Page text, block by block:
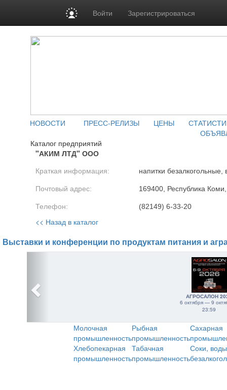
Войти Зарегистрироваться
НОВОСТИ ПРЕСС-РЕЛИЗЫ ЦЕНЫ
Каталог предприятий
"АКИМ ЛТД" ООО
Краткая информация: напитки
Почтовый адрес: 169400, Республика
Телефон: (82149) 6-33-20
<< Назад в каталог
Выставки и конференции по продуктам питания и
АГРОСАЛОН
6 октября — 9
23:59
Молочная
промышленность
Рыбная
промышленность
Сахарная
Хлебопекарная
промышленность
Табачная
промышленность
Соки,